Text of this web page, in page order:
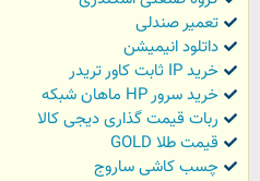
تعمیر صندلی
داتلود انیمیشن
خرید IP ثابت کاور تریدر
خرید سرور HP ماهان شبکه
ربات قیمت گذاری دیجی کالا
قیمت طلا GOLD
چسب کاشی ساروج